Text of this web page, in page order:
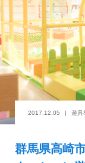
2017.12.05 遊具
群馬県高崎